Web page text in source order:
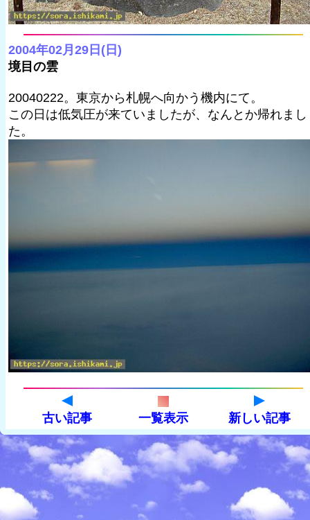
2004年02月29日(日)
境目の雲
20040222。東京から札幌へ向かう機内にて。
この日は低気圧が来ていましたが、なんとか帰れまし
た。
古い記事 一覧表示 新しい記事